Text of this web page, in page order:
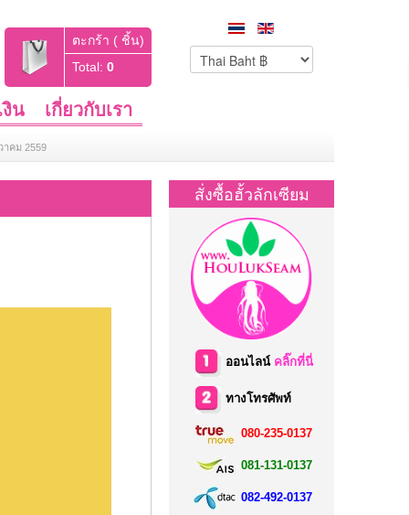
ตะกร้า ( ชิ้น)
Total:0
น เกี่ยวกับเรา
าคม 2559
สั่งซื้อฮั้วลักเซียม
ออนไลน์ คลิ๊กที่นี่
ทางโทรศัพท์
080-235-0137
081-131-0137
082-492-0137